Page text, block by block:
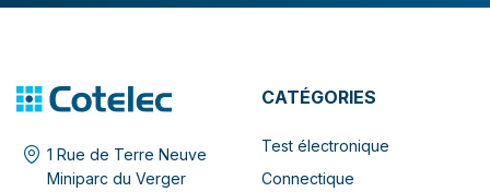
1 Rue de Terre Neuve
Miniparc du Verger
CATÉGORIES
Test électronique
Connectique